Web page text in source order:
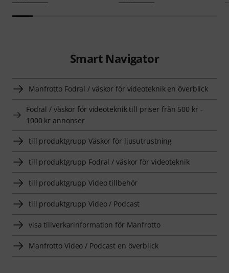
Smart Navigator
Manfrotto Fodral / väskor för videoteknik en överblick
Fodral / väskor för videoteknik till priser från 500 kr -
1000 kr annonser
till produktgrupp Väskor för ljusutrustning
till produktgrupp Fodral / väskor för videoteknik
till produktgrupp Video tillbehör
till produktgrupp Video / Podcast
visa tillverkarinformation för Manfrotto
Manfrotto Video / Podcast en överblick